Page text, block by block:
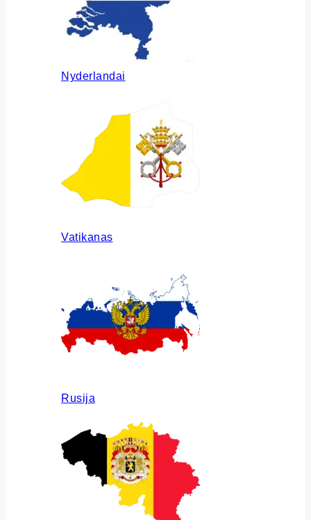
Nyderlandai
Vatikanas
Rusija